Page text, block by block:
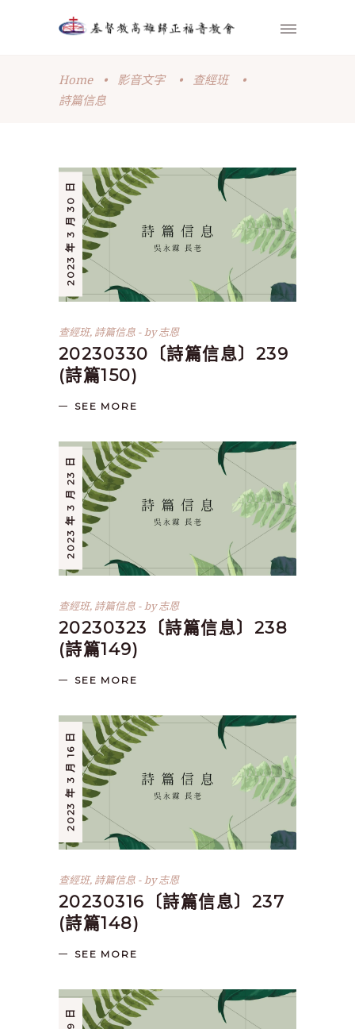
Home • 影音文字 • 查經班
•
詩篇信息
2023 年 3 月 30 日
查經班, 詩篇信息 by志恩
20230330〔詩篇信息〕239
(詩篇150)
SEE MORE
2023 年 3 月 23 日
查經班, 詩篇信息 by志恩
20230323〔詩篇信息〕238
(詩篇149)
SEE MORE
2023 年 3 月 16 日
查經班, 詩篇信息 by志恩
20230316〔詩篇信息〕237
(詩篇148)
SEE MORE